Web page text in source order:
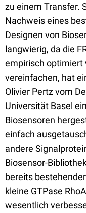
zu einem Transfer.
Nachweis eines
Designen von
langwierig, da die
empirisch optimiert
vereinfachen, hat
Olivier Pertz vom
Universität Basel
Biosensoren
einfach
andere
Biosensor-
bereits
kleine GTPase
wesentlich